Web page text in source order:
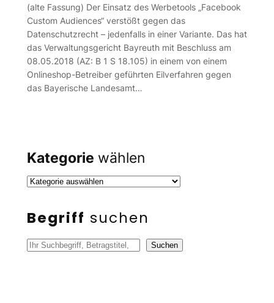
(alte Fassung) Der Einsatz des Werbetools „Facebook
Custom Audiences“ verstößt gegen das
Datenschutzrecht – jedenfalls in einer Variante. Das hat
das Verwaltungsgericht Bayreuth mit Beschluss am
08.05.2018 (AZ: B 1 S 18.105) in einem von einem
Onlineshop-Betreiber geführten Eilverfahren gegen
das Bayerische Landesamt…
Kategorie wählen
Begriff suchen
S
Suchen